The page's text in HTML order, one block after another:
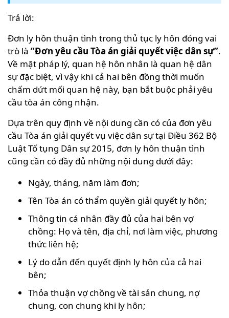
Trả lời:
Đơn ly hôn thuận tình trong thủ tục ly hôn đóng vai
trò là “Đơn yêu cầu Tòa án giải quyết việc dân sự”.
Về mặt pháp lý, quan hệ hôn nhân là quan hệ dân
sự đặc biệt, vì vậy khi cả hai bên đồng thời muốn
chấm dứt mối quan hệ này, bạn bắt buộc phải yêu
cầu tòa án công nhận.
Dựa trên quy định về nội dung cần có của đơn yêu
cầu Tòa án giải quyết vụ việc dân sự tại Điều 362 Bộ
Luật Tố tụng Dân sự 2015, đơn ly hôn thuận tình
cũng cần có đầy đủ những nội dung dưới đây:
Ngày, tháng, năm làm đơn;
Tên Tòa án có thẩm quyền giải quyết ly hôn;
Thông tin cá nhân đầy đủ của hai bên vợ
chồng: Họ và tên, địa chỉ, nơi làm việc, phương
thức liên hệ;
Lý do dẫn đến quyết định ly hôn của cả hai
bên;
Thỏa thuận vợ chồng về tài sản chung, nợ
chung, con chung khi ly hôn;